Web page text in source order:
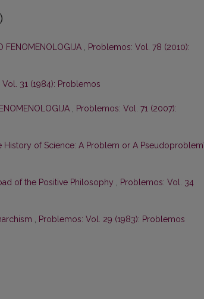
FENOMENOLOGIJA , Problemos: Vol. 78 (2010):
31 (1984): Problemos
, Problemos: Vol. 71 (2007):
History of Science: A Problem or A
of the Positive Philosophy , Problemos: Vol. 34
, Problemos: Vol. 29 (1983): Problemos